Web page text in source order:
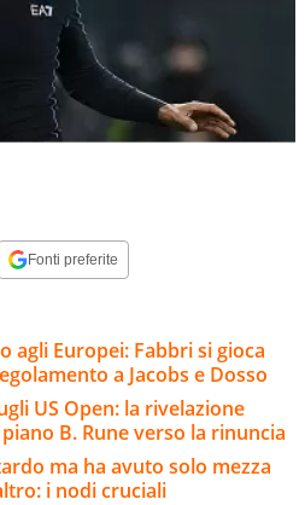
Fonti preferite
agli Europei: Fabbri si gioca
a Jacobs e Dosso
US Open: la rivelazione
B. Rune verso la rinuncia
ma ha avuto solo mezza
i nodi cruciali